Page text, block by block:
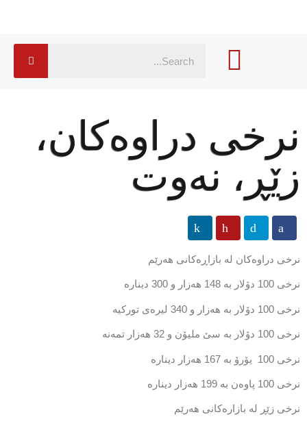
نرخی دراوەكان،
زێڕ، نەوت
نرخی دراوەكان لە بازاڕەكانی هەرێم
نرخی 100 دۆلار بە 148 ھەزار و 300 دینارە
نرخی 100 دۆلار بە ھەزار و 340 لیرەی تورکیە
نرخی 100 دۆلار بە سێ ملیۆن و 32 ھەزار تمەنە
نرخی 100 یۆرۆ بە 167 ھەزار دینارە
نرخی 100 پاوەن بە 199 ھەزار دینارە
نرخی زێڕ لە بازارەکانی ھەرێم